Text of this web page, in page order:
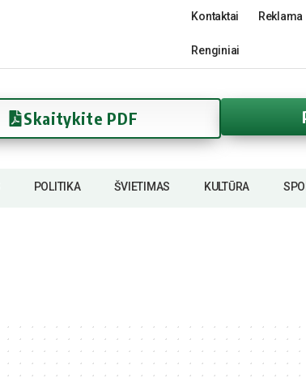
Kontaktai Reklama
Renginiai
Skaitykite PDF
POLITIKA ŠVIETIMAS KULTŪRA